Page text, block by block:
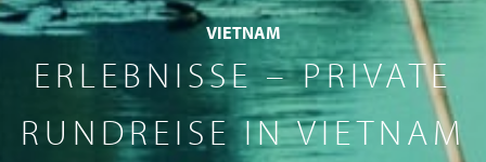
VIETNAM
ERLEBNISSE – PRIVATE
RUNDREISE IN VIETNAM